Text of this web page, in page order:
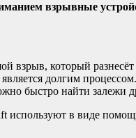
взрывные
взрыв, который
долгим
быстро найти залежи
используют в виде